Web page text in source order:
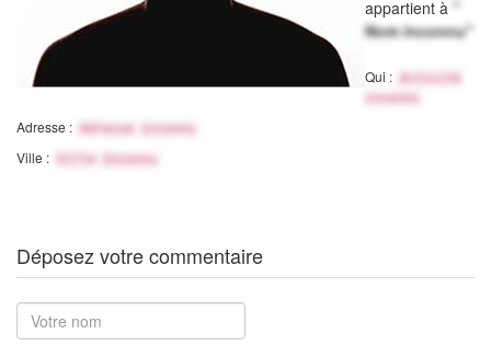
appartient à "
Nom inconnu"
Qui :
Activité
inconnu
Adresse : Adresse inconnu
Ville : Ville Inconnu
Déposez votre commentaire